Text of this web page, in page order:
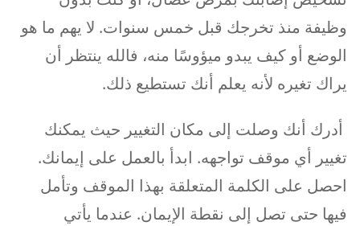
وظيفة منذ تخرجك قبل خمس سنوات. لا يهم ما هو
الوضع أو كيف يبدو ميؤوسًا منه، فالله ينتظر أن
يراك تغيره لأنه يعلم أنك تستطيع ذلك.
أدرك أنك وصلت إلى مكان التغيير حيث يمكنك
تغيير أي موقف تواجهه. ابدأ بالعمل على إيمانك.
احصل على الكلمة المتعلقة بهذا الموقف وتأمل
فيها حتى تصل إلى نقطة الإيمان. عندما يأتي